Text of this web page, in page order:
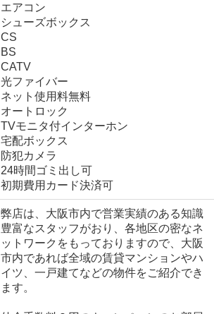
エアコン
シューズボックス
CS
BS
CATV
光ファイバー
ネット使用料無料
オートロック
TVモニタ付インターホン
宅配ボックス
防犯カメラ
24時間ゴミ出し可
初期費用カード決済可
弊店は、大阪市内で営業実績のある知識
豊富なスタッフがおり、各地区の密なネ
ットワークをもっておりますので、大阪
市内であれば全域の賃貸マンションやハ
イツ、一戸建てなどの物件をご紹介でき
ます。